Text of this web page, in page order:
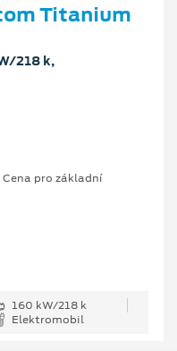
Titanium
218 k,
pro základní
160 kW/218 k
Elektromobil